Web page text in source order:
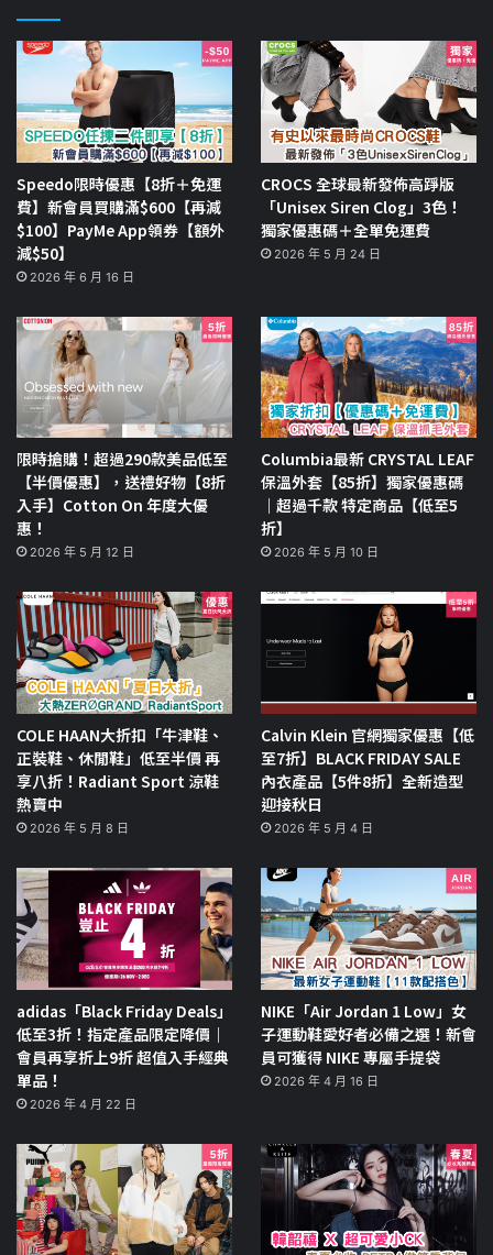
Speedo限時優惠【8折＋免運
費】新會員買購滿$600【再減
$100】PayMe App領券【額外
減$50】
2026 年 6 月 16 日
CROCS 全球最新發佈高踭版
「Unisex Siren Clog」3色！
獨家優惠碼＋全單免運費
2026 年 5 月 24 日
限時搶購！超過290款美品低至
【半價優惠】，送禮好物【8折
入手】Cotton On 年度大優
惠！
2026 年 5 月 12 日
Columbia最新 CRYSTAL LEAF
保溫外套【85折】獨家優惠碼
｜超過千款 特定商品【低至5
折】
2026 年 5 月 10 日
COLE HAAN大折扣「牛津鞋、
正裝鞋、休閒鞋」低至半價 再
享八折！Radiant Sport 涼鞋
熱賣中
2026 年 5 月 8 日
Calvin Klein 官網獨家優惠【低
至7折】BLACK FRIDAY SALE
內衣產品【5件8折】全新造型
迎接秋日
2026 年 5 月 4 日
adidas「Black Friday Deals」
低至3折！指定產品限定降價｜
會員再享折上9折 超值入手經典
單品！
2026 年 4 月 22 日
NIKE「Air Jordan 1 Low」女
子運動鞋愛好者必備之選！新會
員可獲得 NIKE 專屬手提袋
2026 年 4 月 16 日